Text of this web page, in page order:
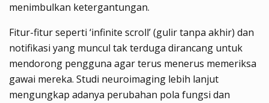
menimbulkan ketergantungan.
Fitur-fitur seperti ‘infinite scroll’ (gulir tanpa akhir) dan
notifikasi yang muncul tak terduga dirancang untuk
mendorong pengguna agar terus menerus memeriksa
gawai mereka. Studi neuroimaging lebih lanjut
mengungkap adanya perubahan pola fungsi dan